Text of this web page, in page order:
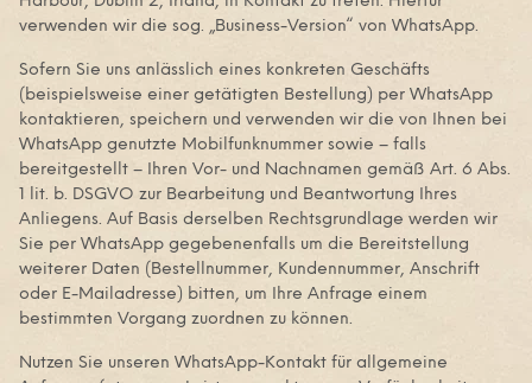
verwenden wir die sog. „Business-Version“ von WhatsApp.
Sofern Sie uns anlässlich eines konkreten Geschäfts
(beispielsweise einer getätigten Bestellung) per WhatsApp
kontaktieren, speichern und verwenden wir die von Ihnen bei
WhatsApp genutzte Mobilfunknummer sowie – falls
bereitgestellt – Ihren Vor- und Nachnamen gemäß Art. 6 Abs.
1 lit. b. DSGVO zur Bearbeitung und Beantwortung Ihres
Anliegens. Auf Basis derselben Rechtsgrundlage werden wir
Sie per WhatsApp gegebenenfalls um die Bereitstellung
weiterer Daten (Bestellnummer, Kundennummer, Anschrift
oder E-Mailadresse) bitten, um Ihre Anfrage einem
bestimmten Vorgang zuordnen zu können.
Nutzen Sie unseren WhatsApp-Kontakt für allgemeine